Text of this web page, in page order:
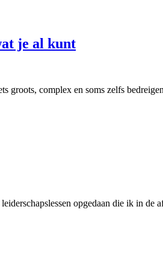
je al kunt
complex en soms zelfs
opgedaan die ik in